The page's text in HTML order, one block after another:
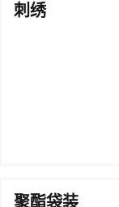
刺绣
聚酯袋装